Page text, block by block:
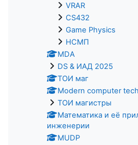
VRAR
CS432
Game Physics
НСМП
MDA
DS & ИАД 2025
ТОИ маг
Modern computer
ТОИ магистры
Математика и её
инженерии
MUDP